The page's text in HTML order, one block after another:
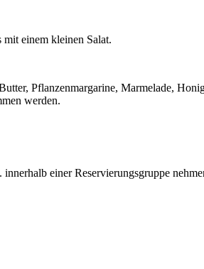
einem kleinen Salat.
Pflanzenmargarine, Marmelade,
werden.
einer Reservierungsgruppe